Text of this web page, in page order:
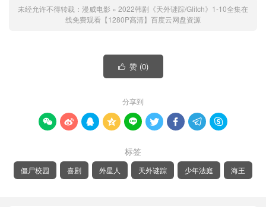
未经允许不得转载： 漫威电影 » 2022韩剧《天外谜踪/Glitch》1-10全集在
线免费观看【1280P高清】百度云网盘资源
 赞 (0)
分享到
        
标签
僵尸校园 喜剧 外星人 天外谜踪 少年法庭 海王